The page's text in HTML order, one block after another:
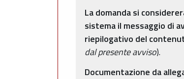
La domanda si
sistema il messaggio di
riepilogativo del
dal presente avviso).
Documentazione da